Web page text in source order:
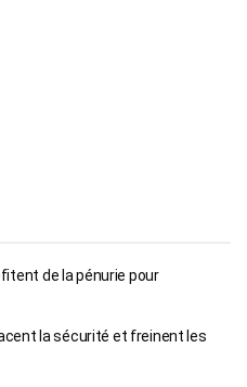
de la pénurie pour
la sécurité et freinent les